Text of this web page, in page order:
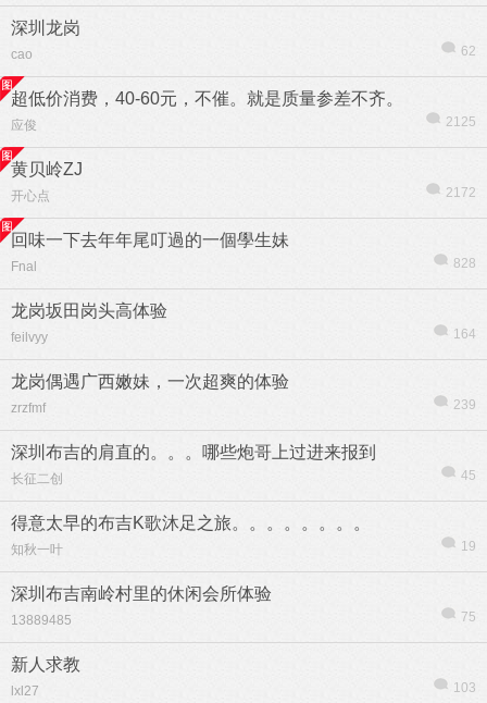
深圳龙岗
cao 62
超低价消费，40-60元，不催。就是质量参差不齐。
应俊 2125
黄贝岭ZJ
开心点 2172
回味一下去年年尾叮過的一個學生妹
Fnal 828
龙岗坂田岗头高体验
feilvyy 164
龙岗偶遇广西嫩妹，一次超爽的体验
zrzfmf 239
深圳布吉的肩直的。。。哪些炮哥上过进来报到
长征二创 45
得意太早的布吉K歌沐足之旅。。。。。。。。
知秋一叶 19
深圳布吉南岭村里的休闲会所体验
13889485 75
新人求教
lxl27 103